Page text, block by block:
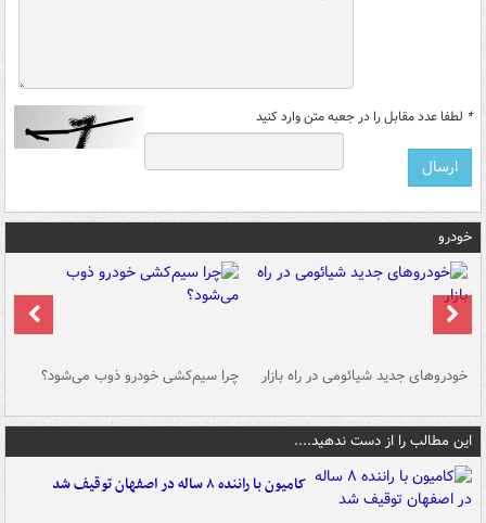
* لطفا عدد مقابل را در جعبه متن وارد کنید
خودرو
خودروهای جدید شیائومی در راه بازار چرا سیم‌کشی خودرو ذوب می‌شود؟
این مطالب را از دست ندهید....
کامیون با راننده ۸ ساله در اصفهان توقیف شد